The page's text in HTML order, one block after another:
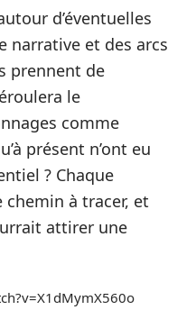
d’éventuelles
narrative et des arcs
prennent de
le
comme
présent n’ont eu
? Chaque
à tracer, et
attirer une